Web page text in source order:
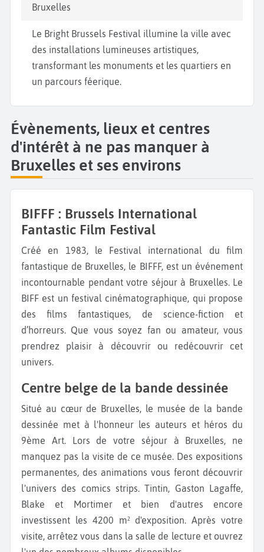
Bruxelles
Le Bright Brussels Festival illumine la ville avec
des installations lumineuses artistiques,
transformant les monuments et les quartiers en
un parcours féerique.
Évènements, lieux et centres
d'intérêt à ne pas manquer à
Bruxelles et ses environs
BIFFF : Brussels International
Fantastic Film Festival
Créé en 1983, le Festival international du film
fantastique de Bruxelles, le BIFFF, est un événement
incontournable pendant votre séjour à Bruxelles. Le
BIFF est un festival cinématographique, qui propose
des films fantastiques, de science-fiction et
d’horreurs. Que vous soyez fan ou amateur, vous
prendrez plaisir à découvrir ou redécouvrir cet
univers.
Centre belge de la bande dessinée
Situé au cœur de Bruxelles, le musée de la bande
dessinée met à l'honneur les auteurs et héros du
9ème Art. Lors de votre séjour à Bruxelles, ne
manquez pas la visite de ce musée. Des expositions
permanentes, des animations vous feront découvrir
l'univers des comics strips. Tintin, Gaston Lagaffe,
Blake et Mortimer et bien d'autres encore
investissent les 4200 m² d'exposition. Après votre
visite, arrêtez vous dans la salle de lecture et ouvrez